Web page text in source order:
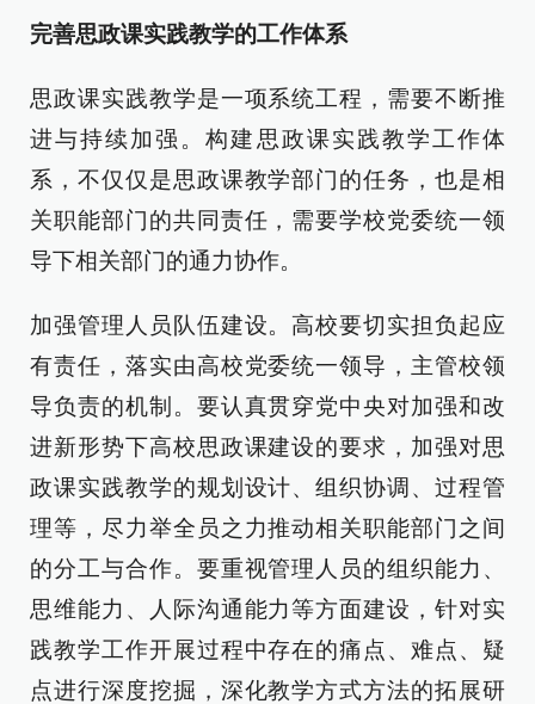
完善思政课实践教学的工作体系
思政课实践教学是一项系统工程，需要不断推
进与持续加强。构建思政课实践教学工作体
系，不仅仅是思政课教学部门的任务，也是相
关职能部门的共同责任，需要学校党委统一领
导下相关部门的通力协作。
加强管理人员队伍建设。高校要切实担负起应
有责任，落实由高校党委统一领导，主管校领
导负责的机制。要认真贯穿党中央对加强和改
进新形势下高校思政课建设的要求，加强对思
政课实践教学的规划设计、组织协调、过程管
理等，尽力举全员之力推动相关职能部门之间
的分工与合作。要重视管理人员的组织能力、
思维能力、人际沟通能力等方面建设，针对实
践教学工作开展过程中存在的痛点、难点、疑
点进行深度挖掘，深化教学方式方法的拓展研